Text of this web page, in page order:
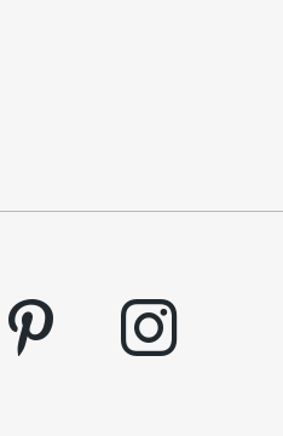
pinterest instagram